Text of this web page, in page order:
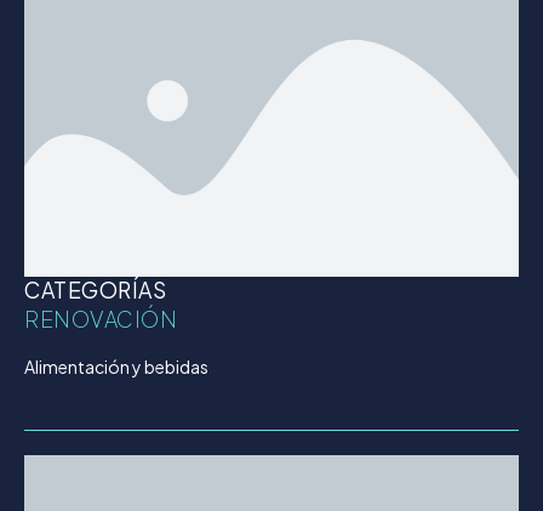
CATEGORÍAS
RENOVACIÓN
Alimentación y bebidas